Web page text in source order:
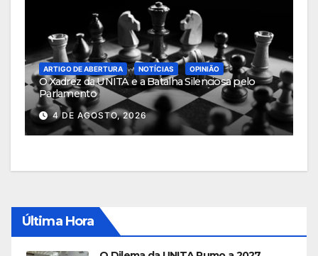
ARTIGO DE ABERTURA NOTÍCIAS OPINIÃO
O Xadrez da UNITA e a Batalha Silenciosa pelo
Parlamento
4 DE AGOSTO, 2026
Última Hora